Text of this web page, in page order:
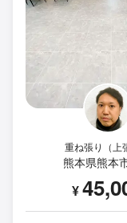
重ね張り（上
熊本県熊本
¥